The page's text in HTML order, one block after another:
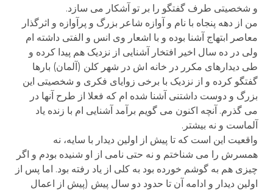
و شخصیتی طرف گفتگو را بر تو آشکار می سازد.
من از دهه پنجاه با نام و آوازه شاعر بزرگ و پرآوازه و اثرگذار
معاصر ابتهاج آشنا بوده و با اشعار وی انس و الفتی داشته ام
ولی در ده سال اخیر افتخار آشنایی از نزدیک هم پیدا کرده و
طی دیدارهای مکرر در خانه اش در شهر کلن (آلمان) بارها
گفتگو کرده و از نزدیک با برخی زوایای فکری و شخصیتی این
بزرگ و دوست داشتنی آشنا شده ام که فعلا از طرح آنها در
می گذرم. آنچه اکنون می گویم برآمد آشنایی ام با زنده یاد
آلماست و نه بیشتر.
واقعیت این است که تا پیش از اولین دیدار با سایه، نه
همسرش را می شناختم و نه حتی نامی از او شنیده بودم و اگر
چیزی هم به گوشم خورده بود به کلی از یاد رفته بود. اما پس از
اولین دیدار و ادامه آن تا حدود دو سال پیش (پیش از اعمال